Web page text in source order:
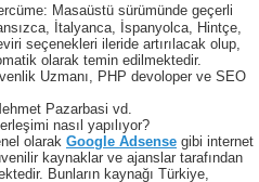
Masaüstü sürümünde geçerli
İtalyanca, İspanyolca, Hintçe,
seçenekleri ileride artırılacak olup,
olarak temin edilmektedir.
Uzmanı, PHP devoloper ve SEO
Pazarbasi vd.
nasıl yapılıyor?
olarak Google Adsense gibi internet
kaynaklar ve ajanslar tarafından
Bunların kaynağı Türkiye,